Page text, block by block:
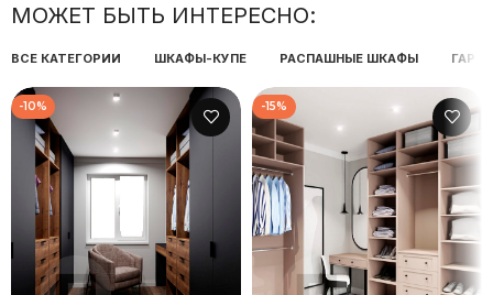
МОЖЕТ БЫТЬ ИНТЕРЕСНО:
ВСЕ КАТЕГОРИИ ШКАФЫ-КУПЕ РАСПАШНЫЕ ШКАФЫ
-10% -15%